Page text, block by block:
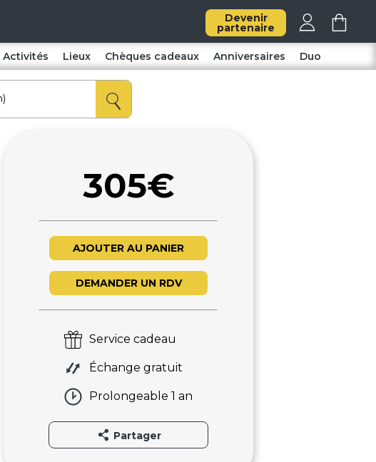
Devenir
partenaire
Activités Lieux Chèques cadeaux Anniversaires Duo
305€
AJOUTER AU PANIER
DEMANDER UN RDV
Service cadeau
Échange gratuit
Prolongeable 1 an
Partager